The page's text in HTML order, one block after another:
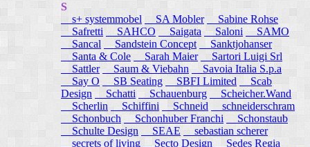
S
s+ systemmobel
SA Mobler
Sabine Rohse
Safretti
SAHCO Saigata Saloni
SAMO
Sancal
Sandstein Concept
Sanktjohanser
Santa & Cole
Sarah Maier
Sartori Luigi Srl
Sattler
Saum & Viebahn
Savoia Italia S.p.a
Say O
SB Seating SBFI Limited
Scab
Design
Schatti Schauenburg
Scheicher.Wand
Scherlin
Schiffini Schneid
schneiderschram
Schonbuch
Schonhuber Franchi
Schonstaub
Schulte Design
SEAE
sebastian scherer
secrets of living
Secto Design
Sedes Regia